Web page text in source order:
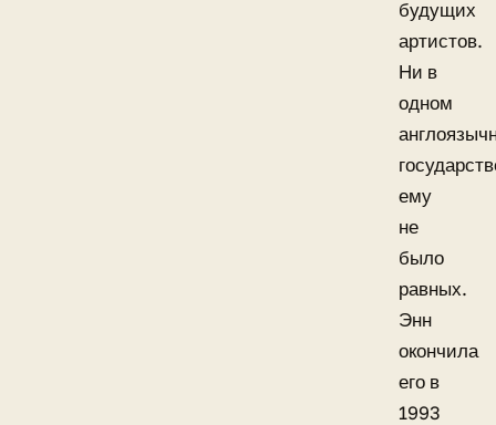
будущих
артистов.
Ни в
одном
ему
не
было
равных.
Энн
окончила
его в
1993